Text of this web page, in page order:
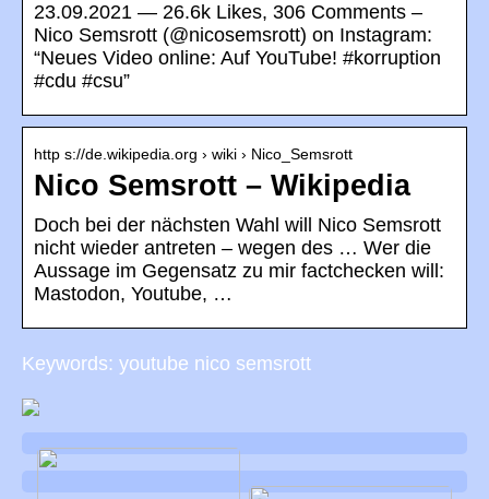
23.09.2021 — 26.6k Likes, 306 Comments –
Nico Semsrott (@nicosemsrott) on Instagram:
“Neues Video online: Auf YouTube! #korruption
#cdu #csu”
http s://de.wikipedia.org › wiki › Nico_Semsrott
Nico Semsrott – Wikipedia
Doch bei der nächsten Wahl will Nico Semsrott
nicht wieder antreten – wegen des … Wer die
Aussage im Gegensatz zu mir factchecken will:
Mastodon, Youtube, …
Keywords: youtube nico semsrott